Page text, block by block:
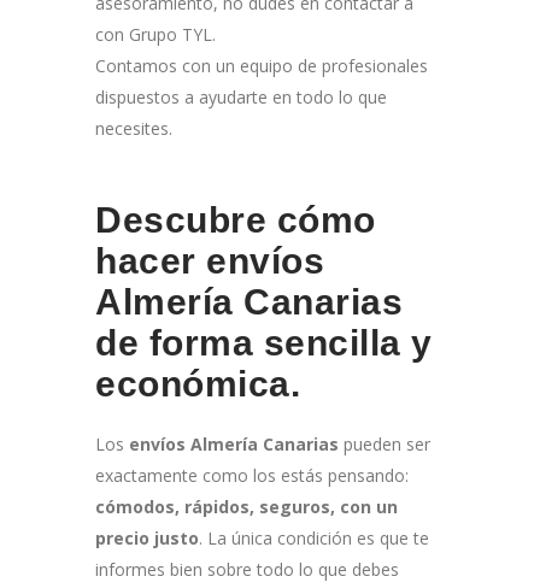
con Grupo TYL.
Contamos con un equipo de profesionales
dispuestos a ayudarte en todo lo que
necesites.
Descubre cómo
hacer envíos
Almería Canarias
de forma sencilla y
económica.
Los envíos Almería Canarias pueden ser
exactamente como los estás pensando:
cómodos, rápidos, seguros, con un
precio justo. La única condición es que te
informes bien sobre todo lo que debes